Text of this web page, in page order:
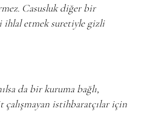
Casusluk diğer bir
ihlal etmek suretiyle gizli
da bir kuruma bağlı,
istihbaratçılar için